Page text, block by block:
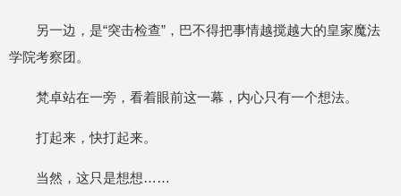
另一边，是“突击检查”，巴不得把事情越搅越大的皇家魔法
学院考察团。
梵卓站在一旁，看着眼前这一幕，内心只有一个想法。
打起来，快打起来。
当然，这只是想想……